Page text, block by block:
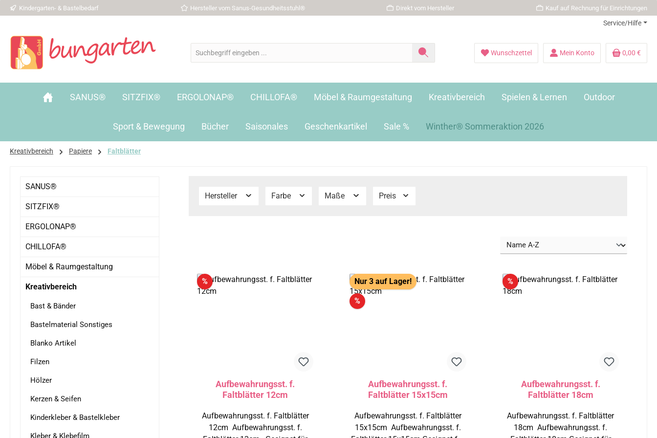
Hauptinhalt springen
Zur Suche springen
Zur Hauptnavigation springen
Kindergarten- & Bastelbedarf Hersteller vom Sanus-Gesundheitsstuhl® Direkt vom Hersteller Kauf auf Rechnung für Einrichtungen
Service/Hilfe
Wunschzettel Mein Konto 0,00 €
SANUS® SITZFIX® ERGOLONAP® CHILLOFA® Möbel & Raumgestaltung Kreativbereich Spielen & Lernen Outdoor
Sport & Bewegung Bücher Saisonales Geschenkartikel Sale % Winther® Sommeraktion 2026
Kreativbereich Papiere Faltblätter
SANUS®
SITZFIX®
ERGOLONAP®
CHILLOFA®
Möbel & Raumgestaltung
Kreativbereich
Bast & Bänder
Bastelmaterial Sonstiges
Blanko Artikel
Filzen
Hölzer
Kerzen & Seifen
Kinderkleber & Bastelkleber
Kleber & Klebefilm
Hersteller Farbe Maße Preis
%Rabatt
Aufbewahrungsst. f.
Faltblätter 12cm
Aufbewahrungsst. f. Faltblätter
12cm Aufbewahrungsst. f.
Nur 3 auf Lager!
%Rabatt
Aufbewahrungsst. f.
Faltblätter 15x15cm
Aufbewahrungsst. f. Faltblätter
15x15cm Aufbewahrungsst. f.
%Rabatt
Aufbewahrungsst. f.
Faltblätter 18cm
Aufbewahrungsst. f. Faltblätter
18cm Aufbewahrungsst. f.